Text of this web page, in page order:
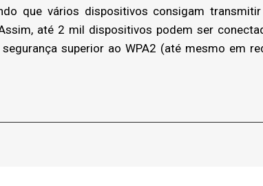
que vários dispositivos consigam
até 2 mil dispositivos podem ser
superior ao WPA2 (até mesmo em